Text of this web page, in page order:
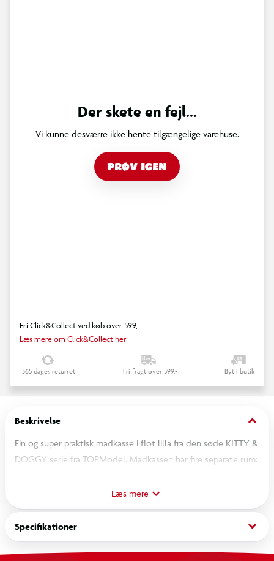
Der skete en fejl...
Vi kunne desværre ikke hente tilgængelige varehuse.
PRØV IGEN
Fri Click&Collect ved køb over 599,-
Læs mere om Click&Collect her
365 dages returret Fri fragt over 599,- Byt i butik
Beskrivelse keyboard_arrow_down
Fin og super praktisk madkasse i flot lilla fra den søde KITTY &
DOGGY serie fra TOPModel. Madkassen har fire separate rum:
individuelle, transparente låg med smart klipslukning, der er
nemme at åbne og lukke. Opvask i hånden anbefales af
hensyn til printets holdbarhed. Ikke egnet til mikroovn.
Indeholder ikke bisphenol-A (BPA) eller blødgørere
(phthalater).
Læs mere
Specifikationer keyboard_arrow_down